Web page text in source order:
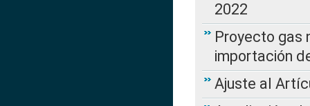
2022
Proyecto gas
importación
Ajuste al